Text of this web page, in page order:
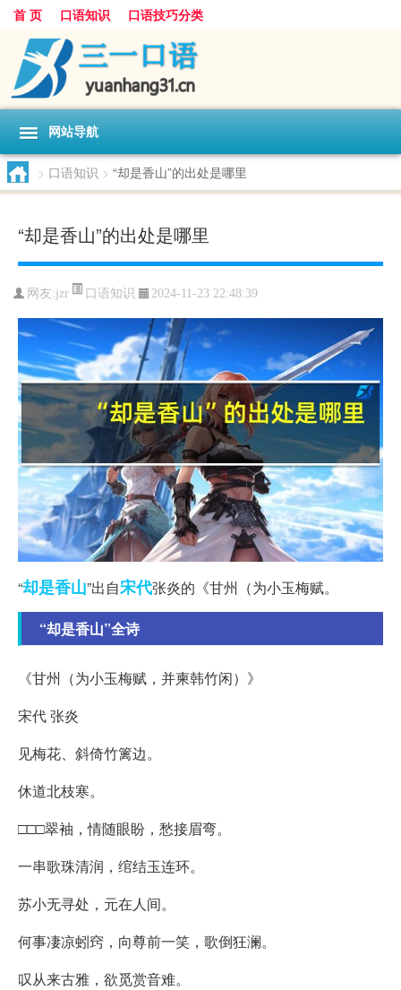
首 页 口语知识 口语技巧分类
网站导航
> 口语知识 > “却是香山”的出处是哪里
“却是香山”的出处是哪里
网友:jzr 口语知识 2024-11-23 22:48:39
“却是香山”出自宋代张炎的《甘州（为小玉梅赋。
“却是香山”全诗
《甘州（为小玉梅赋，并柬韩竹闲）》
宋代 张炎
见梅花、斜倚竹篱边。
休道北枝寒。
□□□翠袖，情随眼盼，愁接眉弯。
一串歌珠清润，绾结玉连环。
苏小无寻处，元在人间。
何事凄凉蚓窍，向尊前一笑，歌倒狂澜。
叹从来古雅，欲觅赏音难。